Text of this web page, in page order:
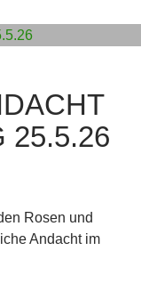
25.5.26
Rosen und
Andacht im